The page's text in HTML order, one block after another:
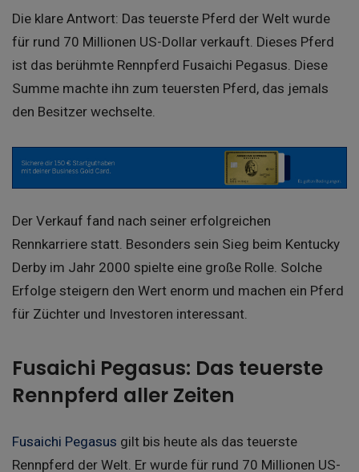
Die klare Antwort: Das teuerste Pferd der Welt wurde
für rund 70 Millionen US-Dollar verkauft. Dieses Pferd
ist das berühmte Rennpferd Fusaichi Pegasus. Diese
Summe machte ihn zum teuersten Pferd, das jemals
den Besitzer wechselte.
Der Verkauf fand nach seiner erfolgreichen
Rennkarriere statt. Besonders sein Sieg beim Kentucky
Derby im Jahr 2000 spielte eine große Rolle. Solche
Erfolge steigern den Wert enorm und machen ein Pferd
für Züchter und Investoren interessant.
Fusaichi Pegasus: Das teuerste
Rennpferd aller Zeiten
Fusaichi Pegasus gilt bis heute als das teuerste
Rennpferd der Welt. Er wurde für rund 70 Millionen US-